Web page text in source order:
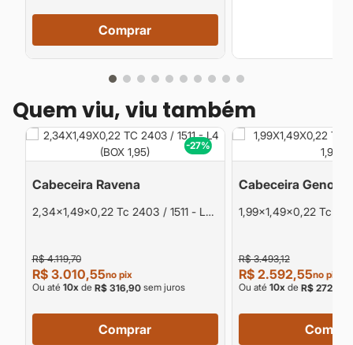
Comprar
Quem viu, viu também
-27%
Cabeceira Ravena
2,34x1,49x0,22 Tc 2403 / 1511 - L4
R$ 4.119,70
R$ 3.010,55no pix
Ou até 10xde R$ 316,90sem juros
Comprar
Cabeceira Genova
1,99x1,49x0,22 Tc
R$ 3.493,12
R$ 2.592,55no pix
Ou até 10xde R$ 272,90